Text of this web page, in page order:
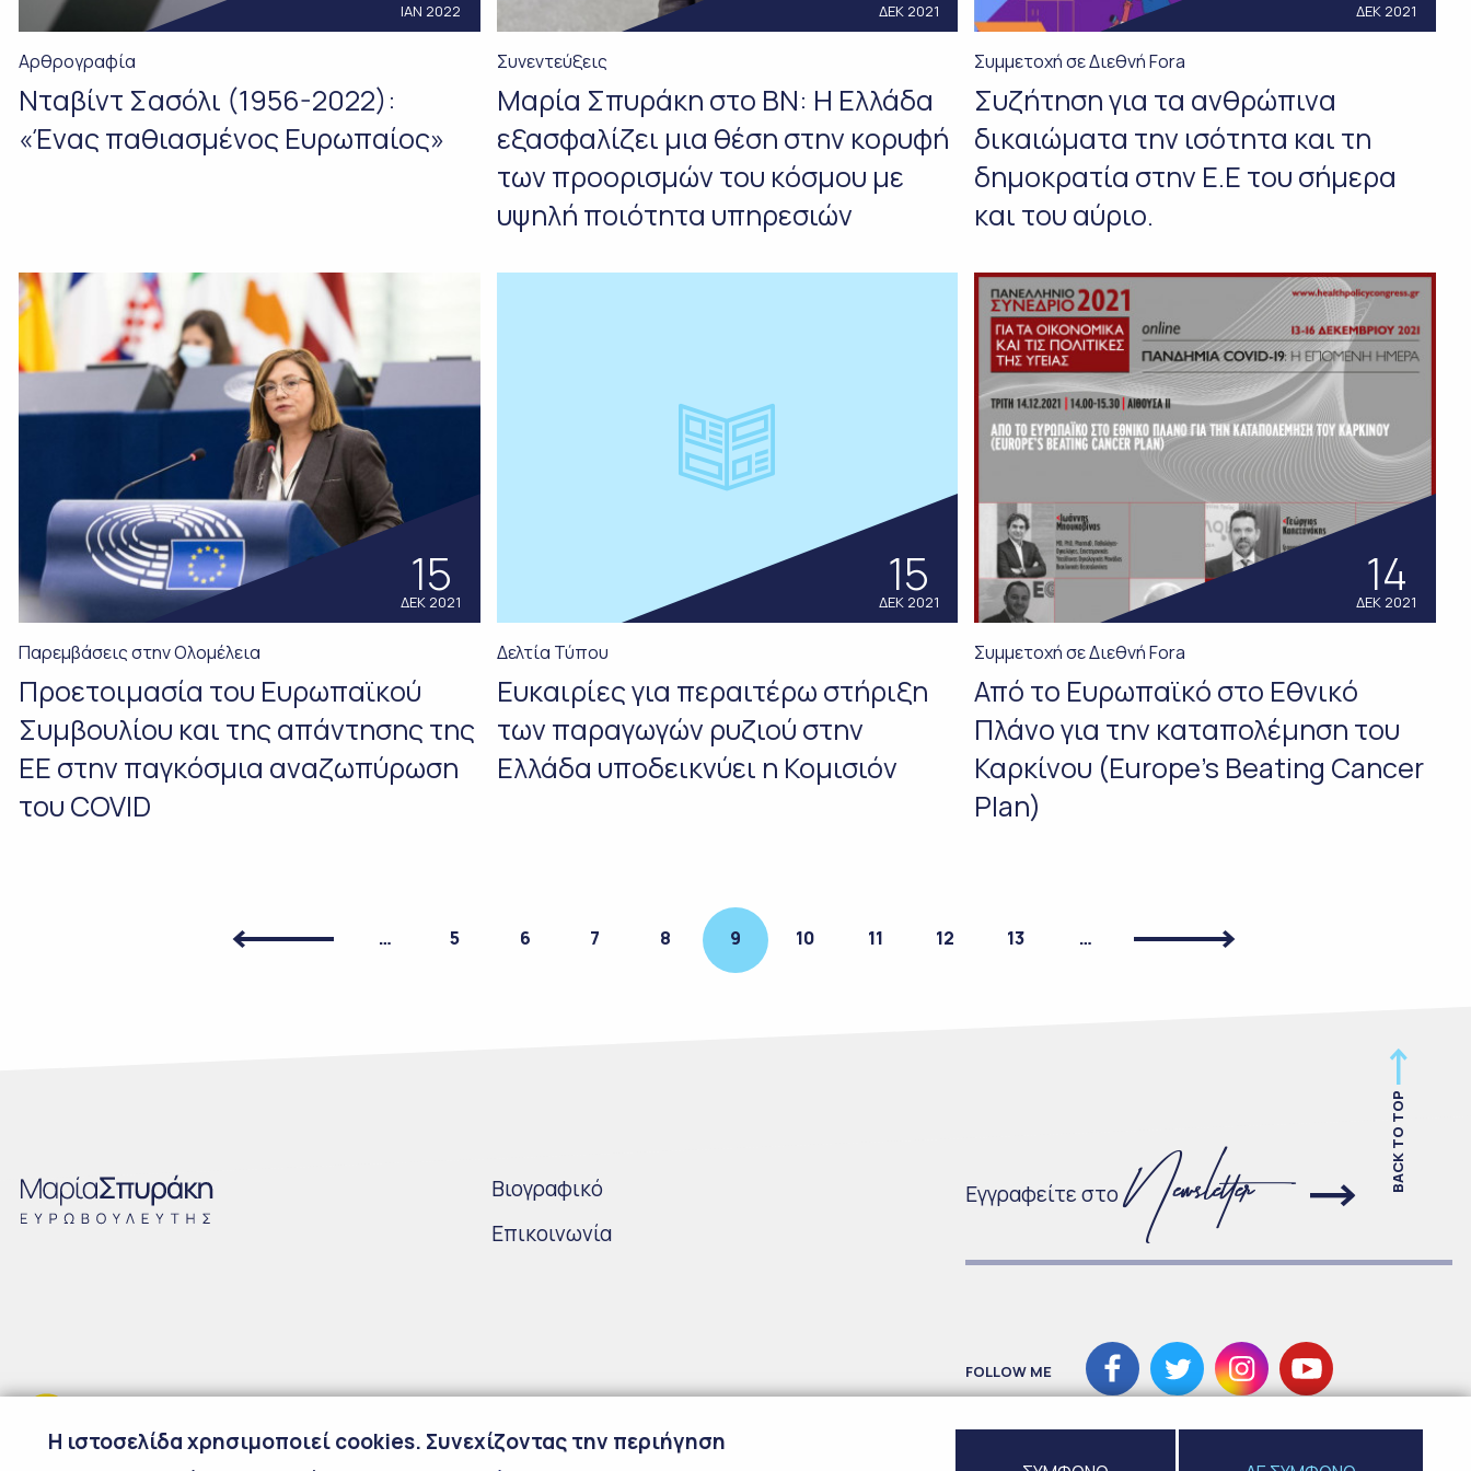
ΙΑΝ 2022
Αρθρογραφία
Νταβίντ Σασόλι (1956-2022):
«Ένας παθιασμένος Ευρωπαίος»
ΔΕΚ 2021
Συνεντεύξεις
Μαρία Σπυράκη στο ΒΝ: Η Ελλάδα
εξασφαλίζει μια θέση στην κορυφή
των προορισμών του κόσμου με
υψηλή ποιότητα υπηρεσιών
ΔΕΚ 2021
Συμμετοχή σε Διεθνή Fora
Συζήτηση για τα ανθρώπινα
δικαιώματα την ισότητα και τη
δημοκρατία στην Ε.Ε του σήμερα
και του αύριο.
15
ΔΕΚ 2021
Παρεμβάσεις στην Ολομέλεια
Προετοιμασία του Ευρωπαϊκού
Συμβουλίου και της απάντησης της
ΕΕ στην παγκόσμια αναζωπύρωση
του COVID
15
ΔΕΚ 2021
Δελτία Τύπου
Ευκαιρίες για περαιτέρω στήριξη
των παραγωγών ρυζιού στην
Ελλάδα υποδεικνύει η Κομισιόν
14
ΔΕΚ 2021
Συμμετοχή σε Διεθνή Fora
Από το Ευρωπαϊκό στο Εθνικό
Πλάνο για την καταπολέμηση του
Καρκίνου (Europe’s Beating Cancer
Plan)
… 5 6 7 8 9 10 11 12 13 …
BACK TO TOP
Bιογραφικό
Επικοινωνία
Εγγραφείτε στο
FOLLOW ME
H ιστοσελίδα χρησιμοποιεί cookies. Συνεχίζοντας την περιήγηση